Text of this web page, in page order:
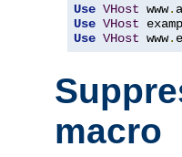
Use VHost www.
Use VHost
Use VHost www.
macro